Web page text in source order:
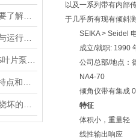
以及一系列带有内部
于几乎所有现有倾斜
SEIKA > Seidel
成立/就职: 1990
公司总部/地点：德
NA4-70
倾角仪带有集成
特征
体积小，重量轻
线性输出响应